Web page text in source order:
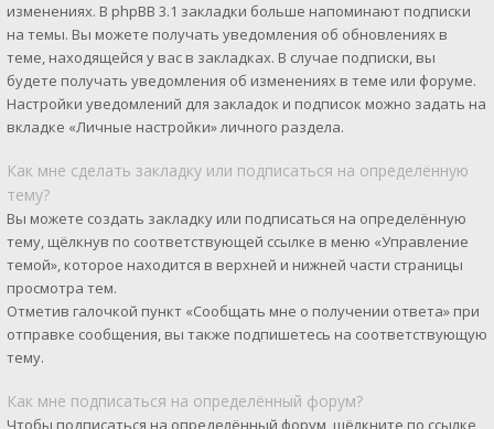
изменениях. В phpBB 3.1 закладки больше напоминают подписки
на темы. Вы можете получать уведомления об обновлениях в
теме, находящейся у вас в закладках. В случае подписки, вы
будете получать уведомления об изменениях в теме или форуме.
Настройки уведомлений для закладок и подписок можно задать на
вкладке «Личные настройки» личного раздела.
Как мне сделать закладку или подписаться на определённую
тему?
Вы можете создать закладку или подписаться на определённую
тему, щёлкнув по соответствующей ссылке в меню «Управление
темой», которое находится в верхней и нижней части страницы
просмотра тем.
Отметив галочкой пункт «Сообщать мне о получении ответа» при
отправке сообщения, вы также подпишетесь на соответствующую
тему.
Как мне подписаться на определённый форум?
Чтобы подписаться на определённый форум, щёлкните по ссылке